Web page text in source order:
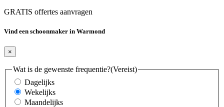
GRATIS offertes aanvragen
Vind een schoonmaker in Warmond
×
Wat is de gewenste frequentie?(Vereist)
Dagelijks
Wekelijks
Maandelijks